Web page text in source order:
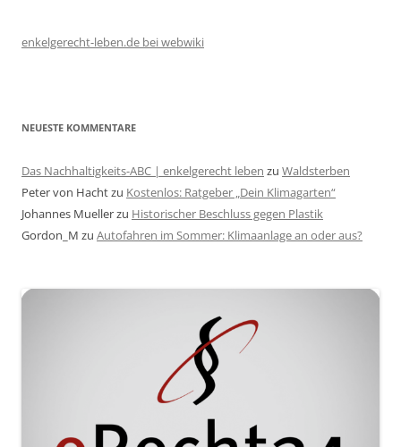
enkelgerecht-leben.de bei webwiki
NEUESTE KOMMENTARE
Das Nachhaltigkeits-ABC | enkelgerecht leben zu Waldsterben
Peter von Hachtzu Kostenlos: Ratgeber „Dein Klimagarten“
Johannes Muellerzu Historischer Beschluss gegen Plastik
Gordon_M zu Autofahren im Sommer: Klimaanlage an oder aus?